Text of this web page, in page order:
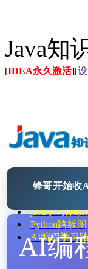
Java知
[IDEA永久激活][
Java开源项目
java学习路线
Python路线图
AI编程学习
锋哥开始收
AI编